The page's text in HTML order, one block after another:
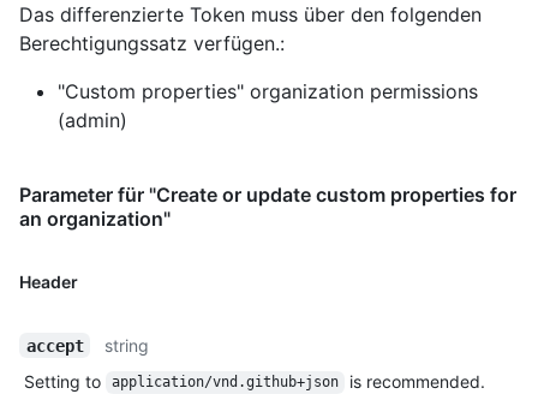
Das differenzierte Token muss über den folgenden
Berechtigungssatz verfügen.:
"Custom properties" organization permissions
(admin)
Parameter für "Create or update custom properties for
an organization"
Header
accept
string
Setting to
application/vnd.github+json is recommended.